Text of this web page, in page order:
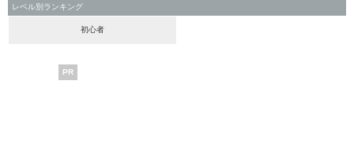
レベル別ランキング
初心者
PR